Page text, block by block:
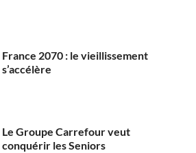
France 2070 : le vieillissement
s’accélère
Le Groupe Carrefour veut
conquérir les Seniors